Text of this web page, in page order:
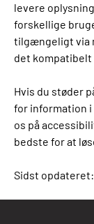
levere
forskellige
tilgængeligt via
det
Hvis du støder
for information
os på
bedste for at
Sidst